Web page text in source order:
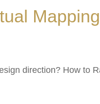
direction? How to